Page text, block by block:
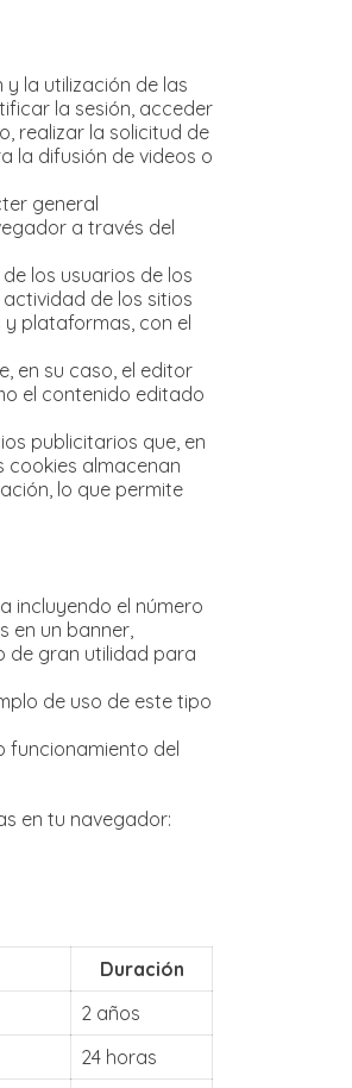
la utilización de las
la sesión, acceder
realizar la solicitud de
la difusión de videos o
general
a través del
los usuarios de los
de los sitios
plataformas, con el
en su caso, el editor
el contenido editado
publicitarios que, en
cookies almacenan
lo que permite
incluyendo el número
en un banner,
de gran utilidad para
de uso de este tipo
funcionamiento del
en tu navegador:
Duración
2 años
24 horas